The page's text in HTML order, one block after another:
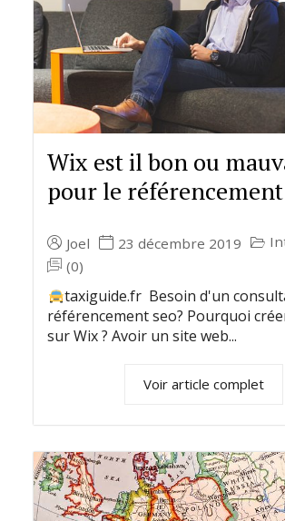
Wix est il bon ou
pour le
Joel 23 décembre 2019
(0)
taxiguide.fr Besoin d'un
référencement seo? Pourquoi
sur Wix ? Avoir un site web...
Voir article complet